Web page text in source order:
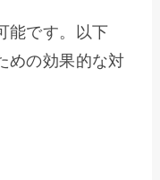
能です。以下
めの効果的な対